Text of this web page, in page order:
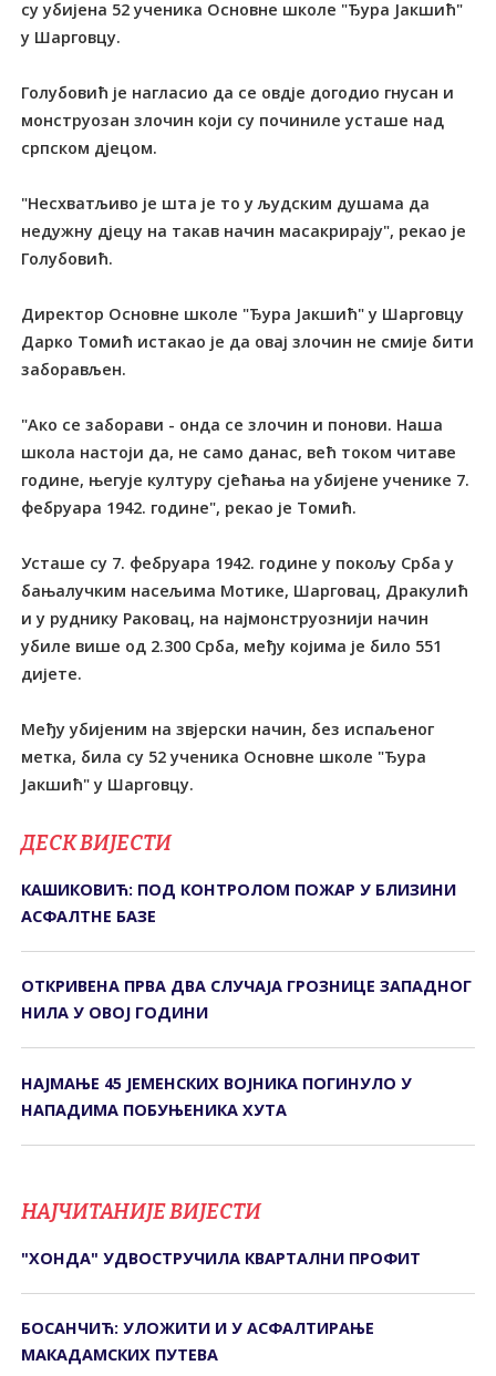
су убијена 52 ученика Основне школе "Ђура Јакшић"
у Шарговцу.
Голубовић је нагласио да се овдје догодио гнусан и
монструозан злочин који су починиле усташе над
српском дјецом.
"Несхватљиво је шта је то у људским душама да
недужну дјецу на такав начин масакрирају", рекао је
Голубовић.
Директор Основне школе "Ђура Јакшић" у Шарговцу
Дарко Томић истакао је да овај злочин не смије бити
заборављен.
"Ако се заборави - онда се злочин и понови. Наша
школа настоји да, не само данас, већ током читаве
године, његује културу сјећања на убијене ученике 7.
фебруара 1942. године", рекао је Томић.
Усташе су 7. фебруара 1942. године у покољу Срба у
бањалучким насељима Мотике, Шарговац, Дракулић
и у руднику Раковац, на најмонструознији начин
убиле више од 2.300 Срба, међу којима је било 551
дијете.
Међу убијеним на звјерски начин, без испаљеног
метка, била су 52 ученика Основне школе "Ђура
Јакшић" у Шарговцу.
ДЕСК ВИЈЕСТИ
КАШИКОВИЋ: ПОД КОНТРОЛОМ ПОЖАР У БЛИЗИНИ
АСФАЛТНЕ БАЗЕ
ОТКРИВЕНА ПРВА ДВА СЛУЧАЈА ГРОЗНИЦЕ ЗАПАДНОГ
НИЛА У ОВОЈ ГОДИНИ
НАЈМАЊЕ 45 ЈЕМЕНСКИХ ВОЈНИКА ПОГИНУЛО У
НАПАДИМА ПОБУЊЕНИКА ХУТА
НАЈЧИТАНИЈЕ ВИЈЕСТИ
"ХОНДА" УДВОСТРУЧИЛА КВАРТАЛНИ ПРОФИТ
БОСАНЧИЋ: УЛОЖИТИ И У АСФАЛТИРАЊЕ
МАКАДАМСКИХ ПУТЕВА